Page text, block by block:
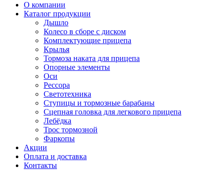
О компании
Каталог продукции
Дышло
Колесо в сборе с диском
Комплектующие прицепа
Крылья
Тормоза наката для прицепа
Опорные элементы
Оси
Рессора
Светотехника
Ступицы и тормозные барабаны
Сцепная головка для легкового прицепа
Лебёдка
Трос тормозной
Фаркопы
Акции
Оплата и доставка
Контакты